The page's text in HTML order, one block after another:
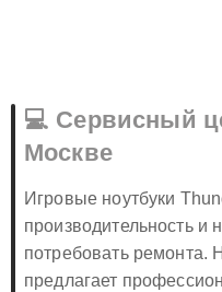
💻 Сервисный
Москве
Игровые ноутбуки
производительность и
потребовать ремонта.
предлагает